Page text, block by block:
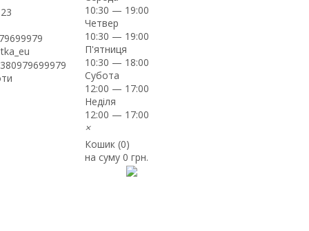
10:30 — 19:00
Четвер
10:30 — 19:00
П'ятниця
10:30 — 18:00
Субота
12:00 — 17:00
Неділя
12:00 — 17:00
×
Кошик (0)
на суму0 грн.